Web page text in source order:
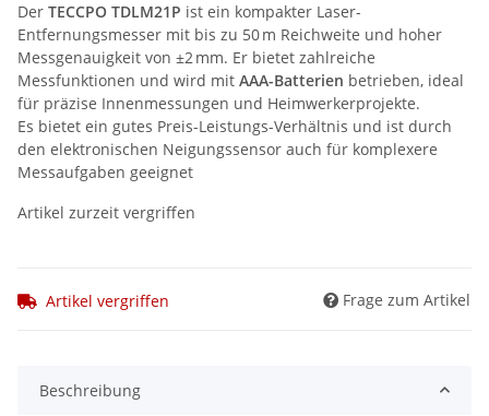
Der TECCPO TDLM21P ist ein kompakter Laser-
Entfernungsmesser mit bis zu 50 m Reichweite und hoher
Messgenauigkeit von ±2 mm. Er bietet zahlreiche
Messfunktionen und wird mit AAA-Batterien betrieben, ideal
für präzise Innenmessungen und Heimwerkerprojekte.
Es bietet ein gutes Preis-Leistungs-Verhältnis und ist durch
den elektronischen Neigungssensor auch für komplexere
Messaufgaben geeignet
Artikel zurzeit vergriffen
Artikel vergriffen Frage zum Artikel
Beschreibung